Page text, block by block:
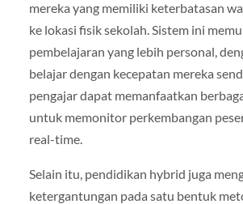
mereka yang memiliki keterbatasan
ke lokasi fisik sekolah. Sistem ini
pembelajaran yang lebih personal,
belajar dengan kecepatan mereka
pengajar dapat memanfaatkan
untuk memonitor perkembangan
real-time.
Selain itu, pendidikan hybrid juga
ketergantungan pada satu bentuk